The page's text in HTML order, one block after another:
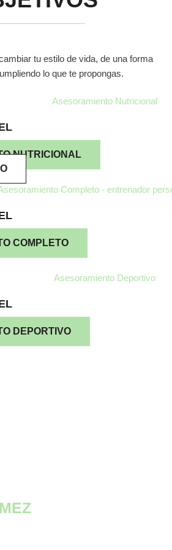
tu estilo de vida, de una forma
lo que te propongas.
NUTRICIONAL
COMPLETO
DEPORTIVO